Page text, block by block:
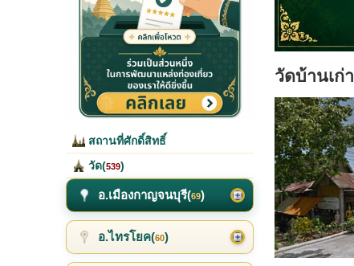
วัดบ้านเก่า
สถานที่ศักดิ์สิทธิ์
วัด(539)
อ.เมืองกาญจนบุรี(69)
อ.ไทรโยค(60)